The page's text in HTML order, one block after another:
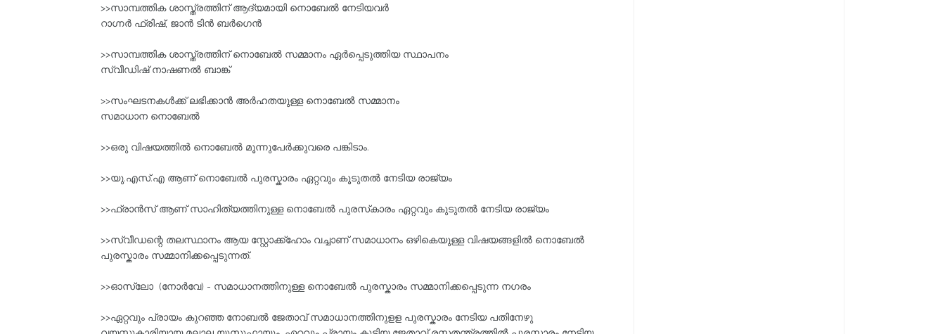
>>സാമ്പത്തിക ശാസ്ത്രത്തിന്‌ ആദ്യമായി നൊബേല്‍ നേടിയവര്‍
റാഗ്നര്‍ ഫ്രിഷ്‌, ജാന്‍ ടിന്‍ ബര്‍ഗെൻ
>>സാമ്പത്തിക ശാസ്ത്രത്തിന്‌ നൊബേല്‍ സമ്മാനം ഏര്‍പ്പെടുത്തിയ സ്ഥാപനം
സ്വീഡിഷ്‌ നാഷണല്‍ ബാങ്ക്
>>സംഘടനകള്‍ക്ക്‌ ലഭിക്കാന്‍ അര്‍ഹതയുള്ള നൊബേല്‍ സമ്മാനം
സമാധാന നൊബേല്‍
>>ഒരു വിഷയത്തില്‍ നൊബേല്‍ മൂന്നുപേര്‍ക്കുവരെ പങ്കിടാം.
>>യു.എസ്‌.എ ആണ് നൊബേല്‍ പുരസ്കാരം ഏറ്റവും കൂടുതൽ നേടിയ രാജ്യം
>>ഫ്രാന്‍സ്‌ ആണ് സാഹിത്യത്തിനുള്ള നൊബേല്‍ പുരസ്‌കാരം ഏറ്റവും കുടുതല്‍ നേടിയ രാജ്യം
>>സ്വീഡന്റെ തലസ്ഥാനം ആയ സ്റ്റോക്ക്ഹോം വച്ചാണ് സമാധാനം ഒഴികെയുള്ള വിഷയങ്ങളിൽ നൊബേല്‍
പുരസ്കാരം സമ്മാനിക്കപ്പെടുന്നത്.
>>ഓസ്ലോ (നോർവേ) - സമാധാനത്തിനുള്ള നൊബേല്‍ പുരസ്കാരം സമ്മാനിക്കപ്പെടുന്ന നഗരം
>>ഏറ്റവും പ്രായം കുറഞ്ഞ നോബൽ ജേതാവ് സമാധാനത്തിനുളള പുരസ്കാരം നേടിയ പതിനേഴു